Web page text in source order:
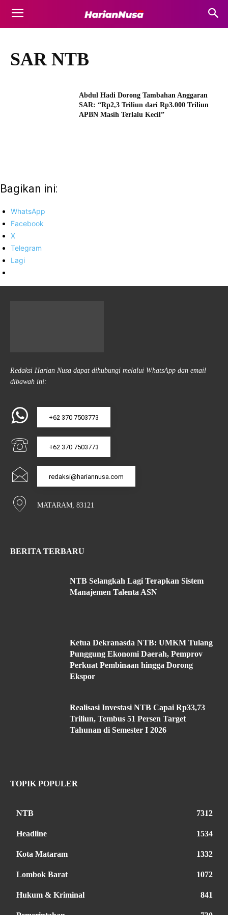
SAR NTB
Abdul Hadi Dorong Tambahan Anggaran
SAR: “Rp2,3 Triliun dari Rp3.000 Triliun
APBN Masih Terlalu Kecil”
Bagikan ini:
WhatsApp
Facebook
X
Telegram
Lagi
Redaksi Harian Nusa dapat dihubungi melalui WhatsApp dan email
dibawah ini:
+62 370 7503773
+62 370 7503773
redaksi@hariannusa.com
MATARAM, 83121
BERITA TERBARU
NTB Selangkah Lagi Terapkan Sistem
Manajemen Talenta ASN
Ketua Dekranasda NTB: UMKM Tulang
Punggung Ekonomi Daerah, Pemprov
Perkuat Pembinaan hingga Dorong
Ekspor
Realisasi Investasi NTB Capai Rp33,73
Triliun, Tembus 51 Persen Target
Tahunan di Semester I 2026
TOPIK POPULER
NTB 7312
Headline 1534
Kota Mataram 1332
Lombok Barat 1072
Hukum & Kriminal 841